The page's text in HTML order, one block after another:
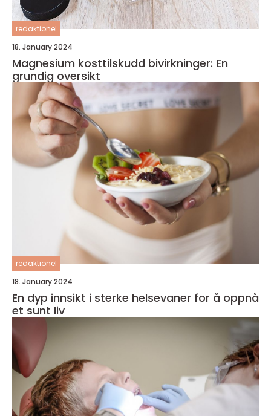
redaktionel
18. January 2024
Magnesium kosttilskudd bivirkninger: En
grundig oversikt
redaktionel
18. January 2024
En dyp innsikt i sterke helsevaner for å oppnå
et sunt liv